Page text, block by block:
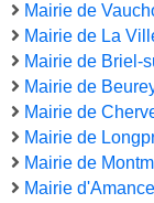
Mairie de
Mairie de La
Mairie de Briel-
Mairie de
Mairie de
Mairie de
Mairie de
Mairie d'Amance